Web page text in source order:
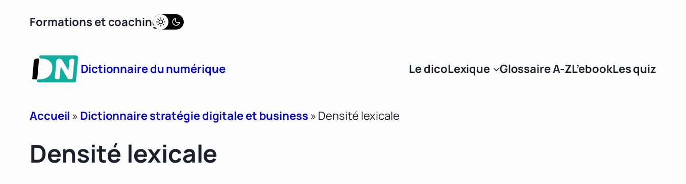
Formations et coaching
Dictionnaire du numérique Le dicoLexique Glossaire A-ZL’ebookLes quiz
Accueil » Dictionnaire stratégie digitale et business » Densité lexicale
Densité lexicale